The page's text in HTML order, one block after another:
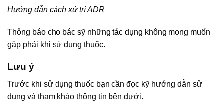
Hướng dẫn cách xử trí ADR
Thông báo cho bác sỹ những tác dụng không mong muốn
gặp phải khi sử dụng thuốc.
Lưu ý
Trước khi sử dụng thuốc bạn cần đọc kỹ hướng dẫn sử
dụng và tham khảo thông tin bên dưới.